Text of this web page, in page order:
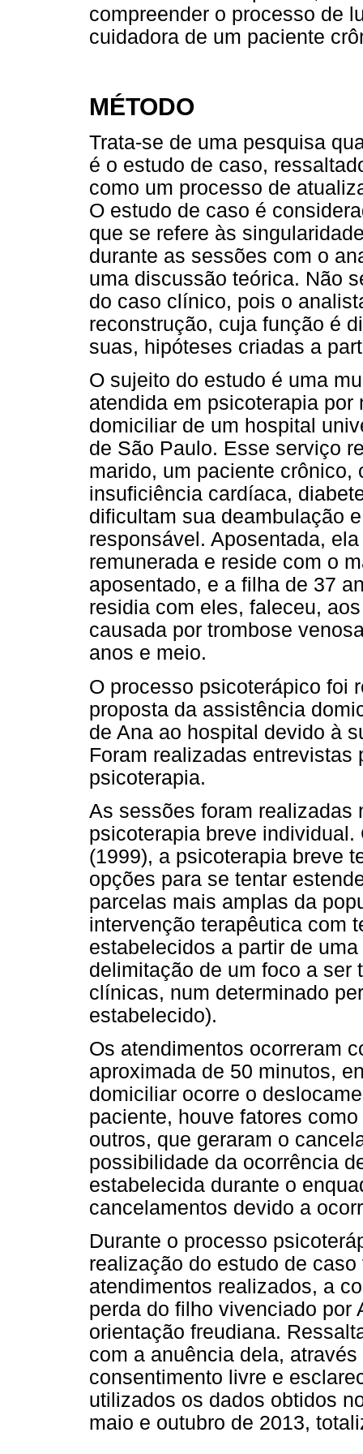
compreender o processo de
cuidadora de um paciente
MÉTODO
Trata-se de uma pesquisa
é o estudo de caso,
como um processo de
O estudo de caso é
que se refere às
durante as sessões com o
uma discussão teórica. Não
do caso clínico, pois o
reconstrução, cuja função é
suas, hipóteses criadas a
O sujeito do estudo é uma
atendida em psicoterapia
domiciliar de um hospital
de São Paulo. Esse serviço
marido, um paciente
insuficiência cardíaca,
dificultam sua deambulação
responsável. Aposentada,
remunerada e reside com o
aposentado, e a filha de 37
residia com eles, faleceu,
causada por trombose
anos e meio.
O processo psicoterápico foi
proposta da assistência
de Ana ao hospital devido à
Foram realizadas
psicoterapia.
As sessões foram realizadas
psicoterapia breve
(1999), a psicoterapia breve
opções para se tentar
parcelas mais amplas da
intervenção terapêutica com
estabelecidos a partir de
delimitação de um foco a ser
clínicas, num determinado
estabelecido).
Os atendimentos ocorreram
aproximada de 50 minutos,
domiciliar ocorre o
paciente, houve fatores
outros, que geraram o
possibilidade da ocorrência
estabelecida durante o
cancelamentos devido a
Durante o processo
realização do estudo de
atendimentos realizados, a
perda do filho vivenciado por
orientação freudiana.
com a anuência dela,
consentimento livre e
utilizados os dados obtidos
maio e outubro de 2013,